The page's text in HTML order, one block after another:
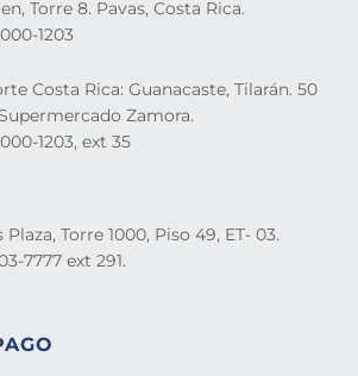
Torre 8. Pavas, Costa Rica.
1203
Costa Rica: Guanacaste, Tilarán. 50
Zamora.
1203, ext 35
Torre 1000, Piso 49, ET- 03.
7777 ext 291.